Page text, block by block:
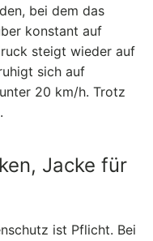
bei dem das
konstant auf
steigt wieder auf
sich auf
20 km/h. Trotz
Jacke für
ist Pflicht. Bei